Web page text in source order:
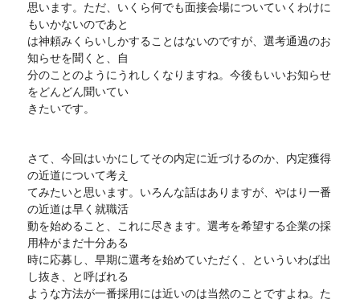
思います。ただ、いくら何でも面接会場についていくわけに
もいかないのであと
は神頼みくらいしかすることはないのですが、選考通過のお
知らせを聞くと、自
分のことのようにうれしくなりますね。今後もいいお知らせ
をどんどん聞いてい
きたいです。
さて、今回はいかにしてその内定に近づけるのか、内定獲得
の近道について考え
てみたいと思います。いろんな話はありますが、やはり一番
の近道は早く就職活
動を始めること、これに尽きます。選考を希望する企業の採
用枠がまだ十分ある
時に応募し、早期に選考を始めていただく、といういわば出
し抜き、と呼ばれる
ような方法が一番採用には近いのは当然のことですよね。た